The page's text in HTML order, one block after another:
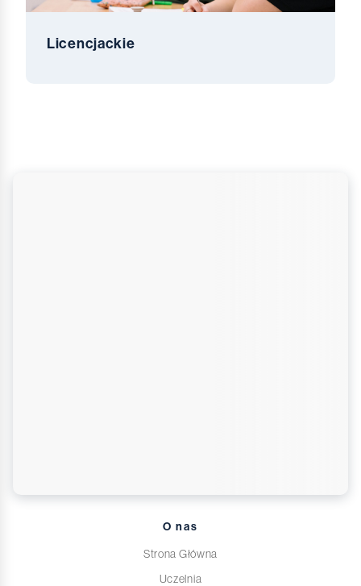
Licencjackie
O nas
Strona Główna
Uczelnia